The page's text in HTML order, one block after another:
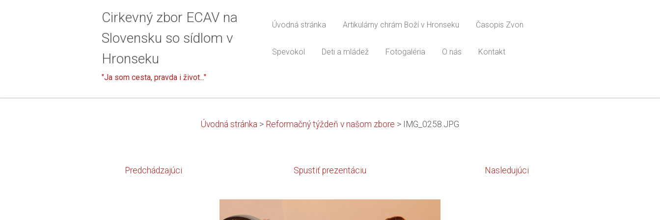
Cirkevný zbor ECAV na
Slovensku so sídlom v
Hronseku
"Ja som cesta, pravda i život..."
Úvodná stránka Artikulárny chrám Boží v Hronseku Časopis Zvon
Spevokol Deti a mládež Fotogaléria O nás Kontakt
Úvodná stránka > Reformačný týždeň v našom zbore > IMG_0258.JPG
Predchádzajúci Spustiť prezentáciu Nasledujúci